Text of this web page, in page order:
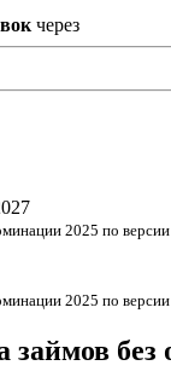
через
2025 по
2025 по
без